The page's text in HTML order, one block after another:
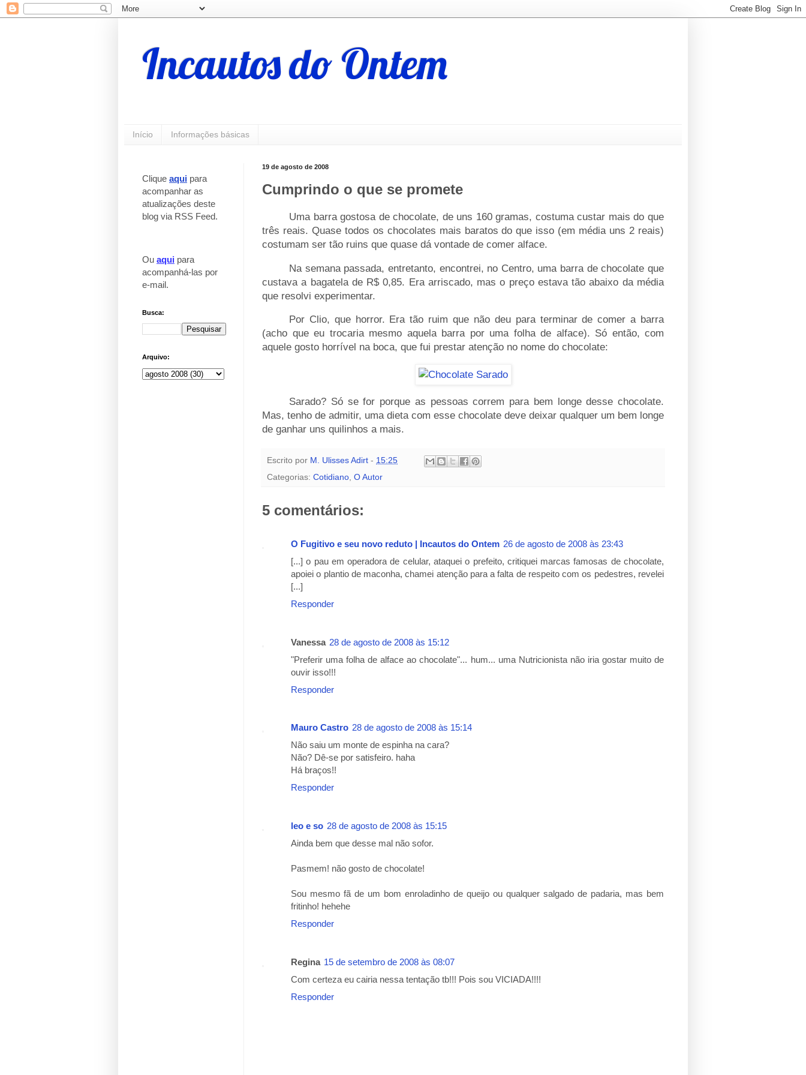
Incautos do Ontem
Início Informações básicas
19 de agosto de 2008
Cumprindo o que se promete
Uma barra gostosa de chocolate, de uns 160 gramas, costuma custar mais do que
três reais. Quase todos os chocolates mais baratos do que isso (em média uns 2 reais)
costumam ser tão ruins que quase dá vontade de comer alface.
Na semana passada, entretanto, encontrei, no Centro, uma barra de chocolate que
custava a bagatela de R$ 0,85. Era arriscado, mas o preço estava tão abaixo da média
que resolvi experimentar.
Por Clio, que horror. Era tão ruim que não deu para terminar de comer a barra
(acho que eu trocaria mesmo aquela barra por uma folha de alface). Só então, com
aquele gosto horrível na boca, que fui prestar atenção no nome do chocolate:
Sarado? Só se for porque as pessoas correm para bem longe desse chocolate.
Mas, tenho de admitir, uma dieta com esse chocolate deve deixar qualquer um bem longe
de ganhar uns quilinhos a mais.
Escrito por M. Ulisses Adirt - 15:25
Categorias: Cotidiano O Autor
5 comentários:
O Fugitivo e seu novo reduto | Incautos do Ontem 26 de agosto de 2008 às 23:43
[...] o pau em operadora de celular, ataquei o prefeito, critiquei marcas famosas de chocolate,
apoiei o plantio de maconha, chamei atenção para a falta de respeito com os pedestres, revelei
[...]
Responder
Vanessa 28 de agosto de 2008 às 15:12
"Preferir uma folha de alface ao chocolate"... hum... uma Nutricionista não iria gostar muito de
ouvir isso!!!
Responder
Mauro Castro 28 de agosto de 2008 às 15:14
Não saiu um monte de espinha na cara?
Não? Dê-se por satisfeiro. haha
Há braços!!
Responder
leo e so 28 de agosto de 2008 às 15:15
Ainda bem que desse mal não sofor.
Pasmem! não gosto de chocolate!
Sou mesmo fã de um bom enroladinho de queijo ou qualquer salgado de padaria, mas bem
fritinho! hehehe
Responder
Regina 15 de setembro de 2008 às 08:07
Com certeza eu cairia nessa tentação tb!!! Pois sou VICIADA!!!!
Responder
Clique aqui para
acompanhar as
atualizações deste
blog via RSS Feed.
Ou aqui para
acompanhá-las por
e-mail.
Busca:
Arquivo: